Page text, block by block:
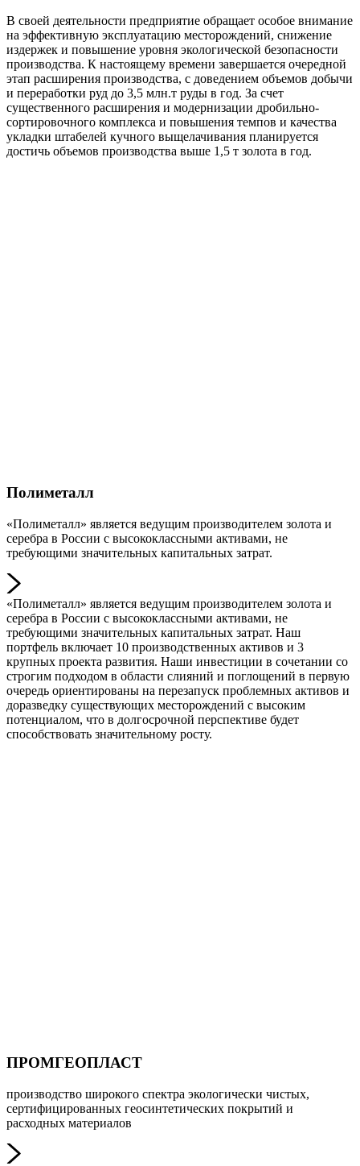
В своей деятельности предприятие обращает особое внимание
на эффективную эксплуатацию месторождений, снижение
издержек и повышение уровня экологической безопасности
производства. К настоящему времени завершается очередной
этап расширения производства, с доведением объемов добычи
и переработки руд до 3,5 млн.т руды в год. За счет
существенного расширения и модернизации дробильно-
сортировочного комплекса и повышения темпов и качества
укладки штабелей кучного выщелачивания планируется
достичь объемов производства выше 1,5 т золота в год.
Полиметалл
«Полиметалл» является ведущим производителем золота и
серебра в России с высококлассными активами, не
требующими значительных капитальных затрат.
«Полиметалл» является ведущим производителем золота и
серебра в России с высококлассными активами, не
требующими значительных капитальных затрат. Наш
портфель включает 10 производственных активов и 3
крупных проекта развития. Наши инвестиции в сочетании со
строгим подходом в области слияний и поглощений в первую
очередь ориентированы на перезапуск проблемных активов и
доразведку существующих месторождений с высоким
потенциалом, что в долгосрочной перспективе будет
способствовать значительному росту.
ПРОМГЕОПЛАСТ
производство широкого спектра экологически чистых,
сертифицированных геосинтетических покрытий и
расходных материалов